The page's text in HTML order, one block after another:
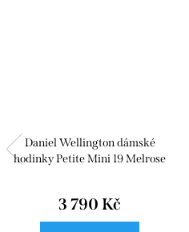
Daniel Wellington dámské
hodinky Petite Mini 19 Melrose
3 790 Kč